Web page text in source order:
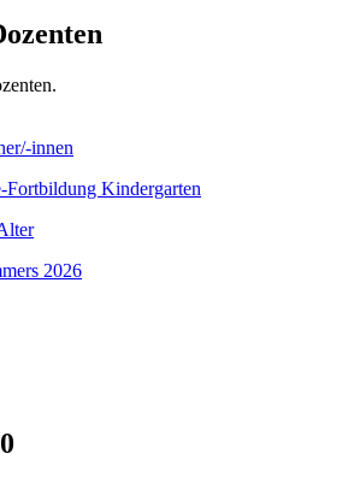
innen
Fortbildung Kindergarten
2026